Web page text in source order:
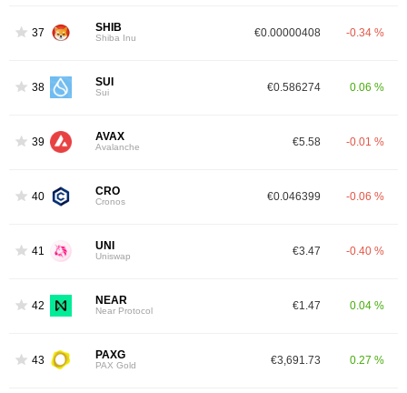
37 SHIB
Shiba Inu €0.00000408 -0.34 %
38 SUI
Sui €0.586274 0.06 %
39 AVAX
Avalanche €5.58 -0.01 %
40 CRO
Cronos €0.046399 -0.06 %
41 UNI
Uniswap €3.47 -0.40 %
42 NEAR
Near Protocol €1.47 0.04 %
43 PAXG
PAX Gold €3,691.73 0.27 %